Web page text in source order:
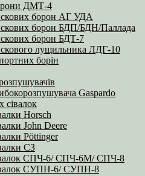
ДМТ-4
борон АГ УДА
борон БДП/БДН/Паллада
борон БДТ-7
лущильника ЛДГ-10
борін
Gaspardo
сівалок
Horsch
John Deere
Pöttinger
СЗ
СПЧ-6/ СПЧ-6М/ СПЧ-8
СУПН-6/ СУПН-8